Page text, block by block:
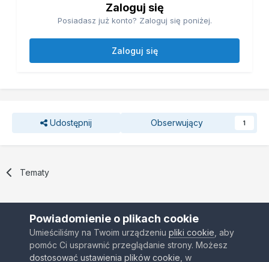
Zaloguj się
Posiadasz już konto? Zaloguj się poniżej.
Zaloguj się
Udostępnij Obserwujący 1
Tematy
Kontakt Ciasteczka
Powiadomienie o plikach cookie
Umieściliśmy na Twoim urządzeniu pliki cookie , aby
pomóc Ci usprawnić przeglądanie strony. Możesz
dostosować ustawienia plików cookie , w